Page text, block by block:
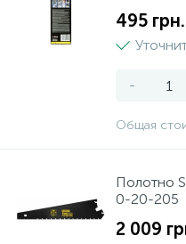
495 грн.
-
Общая
Полотно
0-20-205
2 009
Фрешниці
Чайники